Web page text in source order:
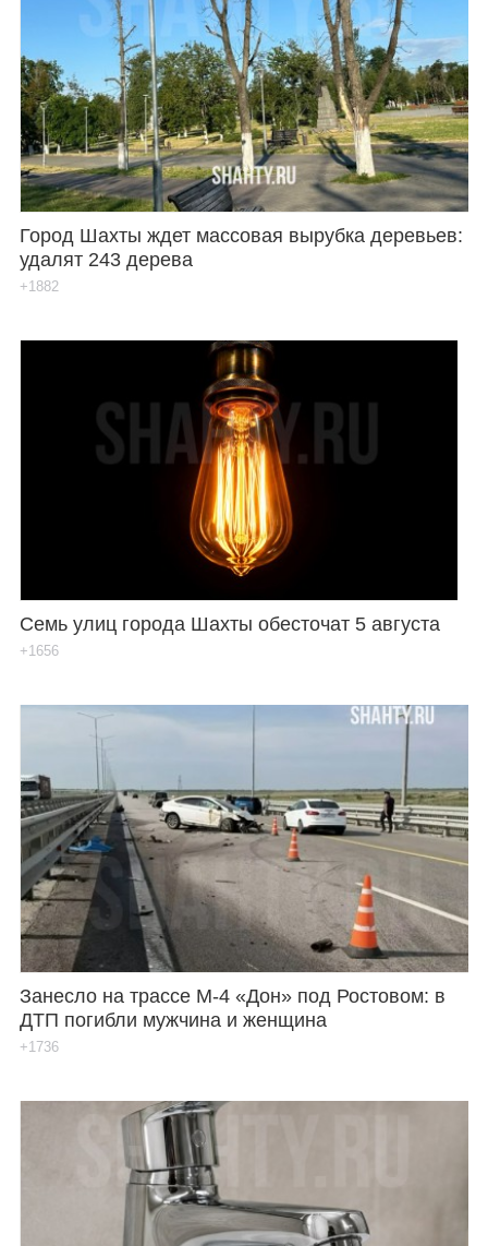
Город Шахты ждет массовая вырубка деревьев:
удалят 243 дерева
+1882
Семь улиц города Шахты обесточат 5 августа
+1656
Занесло на трассе М-4 «Дон» под Ростовом: в
ДТП погибли мужчина и женщина
+1736